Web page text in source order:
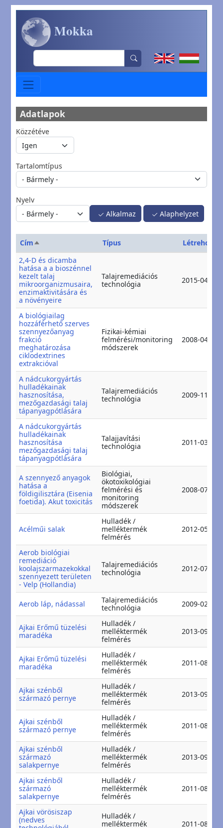
Ugrás a tartalomra
Mokka
Search
Adatlapok
Közzétéve
Tartalomtípus
Nyelv
Alkalmaz
Alaphelyzet
CímCsökkenő rendezés Típus
Létrehozás
2,4-D és dicamba
hatása a a bioszénnel
kezelt talaj
mikroorganizmusaira,
enzimaktivitására és
a növényeire
Talajremediációs
technológia
2015-04-15
A biológiailag
hozzáférhető szerves
szennyezőanyag
frakció
meghatározása
ciklodextrines
extrakcióval
Fizikai-kémiai
felmérési/monitoring
módszerek
2008-04-09
A nádcukorgyártás
hulladékainak
hasznosítása,
mezőgazdasági talaj
tápanyagpótlására
Talajremediációs
technológia
2009-11-05
A nádcukorgyártás
hulladékainak
hasznosítása
mezőgazdasági talaj
tápanyagpótlására
Talajjavítási
technológia
2011-03-02
A szennyező anyagok
hatása a
földigilisztára (Eisenia
foetida). Akut toxicitás
Biológiai,
ökotoxikológiai
felmérési és
monitoring
módszerek
2008-07-24
Acélműi salak
Hulladék /
melléktermék
felmérés
2012-05-18
Aerob biológiai
remediáció
koolajszarmazekokkal
szennyezett területen
- Velp (Hollandia)
Talajremediációs
technológia
2012-07-31
Aerob láp, nádassal
Talajremediációs
technológia
2009-02-17
Ajkai Erőmű tüzelési
maradéka
Hulladék /
melléktermék
felmérés
2013-09-01
Ajkai Erőmű tüzelési
maradéka
Hulladék /
melléktermék
felmérés
2011-08-16
Ajkai szénből
származó pernye
Hulladék /
melléktermék
felmérés
2013-09-01
Ajkai szénből
származó pernye
Hulladék /
melléktermék
felmérés
2011-08-16
Ajkai szénből
származó
salakpernye
Hulladék /
melléktermék
felmérés
2013-09-01
Ajkai szénből
származó
salakpernye
Hulladék /
melléktermék
felmérés
2011-08-16
Ajkai vörösiszap
(nedves
Hulladék /
melléktermék
2011-08-12